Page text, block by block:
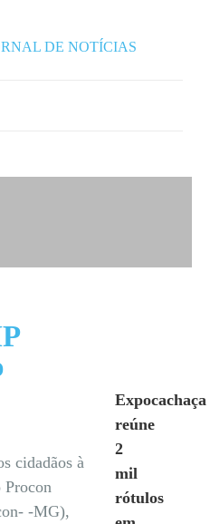
cidadãos à
Procon
-MG),
Expocachaça
reúne
2
mil
rótulos